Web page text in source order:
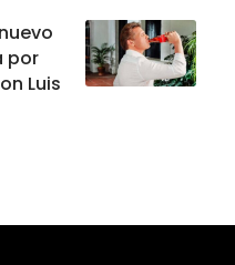
por
Luis